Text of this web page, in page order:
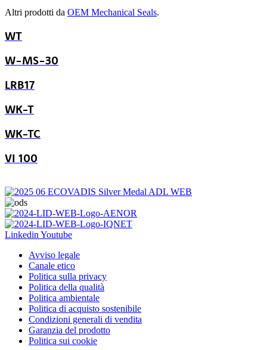
Altri prodotti da OEM Mechanical Seals.
WT
W-MS-30
LRB17
WK-T
WK-TC
VI 100
LinkedinYoutube
Avviso legale
Canale etico
Politica sulla privacy
Politica della qualità
Politica ambientale
Politica di acquisto sostenibile
Condizioni generali di vendita
Garanzia del prodotto
Politica sui cookie